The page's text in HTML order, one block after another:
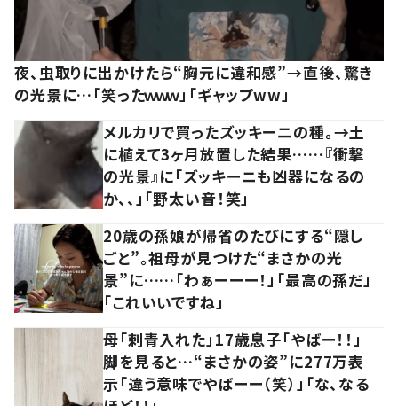
夜、虫取りに出かけたら“胸元に違和感”→直後、驚き
の光景に…「笑ったｗｗｗ」「ギャップww」
メルカリで買ったズッキーニの種。→土
に植えて3ヶ月放置した結果……『衝撃
の光景』に「ズッキーニも凶器になるの
か、、」「野太い音！笑」
20歳の孫娘が帰省のたびにする“隠し
ごと”。祖母が見つけた“まさかの光
景”に……「わぁーーー！」「最高の孫だ」
「これいいですね」
母「刺青入れた」17歳息子「やばー！！」
脚を見ると…“まさかの姿”に277万表
示「違う意味でやばーー（笑）」「な、なる